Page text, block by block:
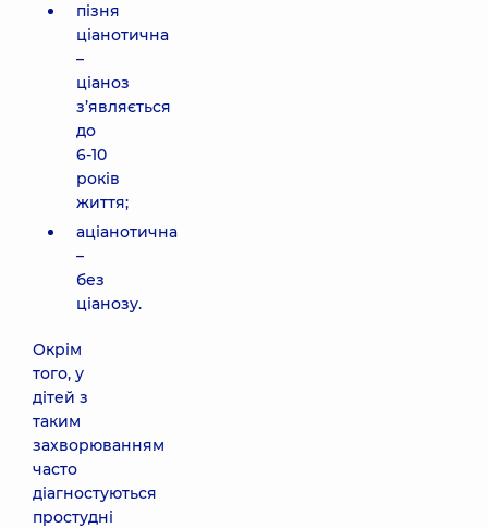
пізня
ціанотична
–
ціаноз
з’являється
до
6-10
років
життя;
аціанотична
–
без
ціанозу.
Окрім
того, у
дітей з
таким
захворюванням
часто
діагностуються
простудні